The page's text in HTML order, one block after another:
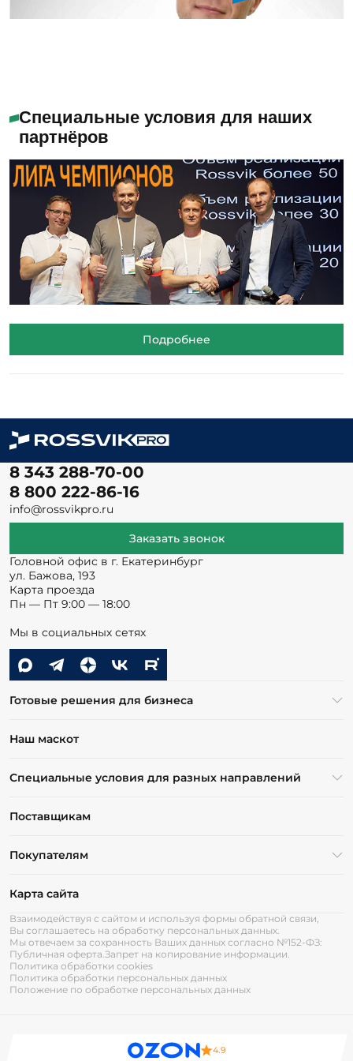
Специальные условия для наших
партнёров
Подробнее
8 343 288-70-00
8 800 222-86-16
info@rossvikpro.ru
Заказать звонок
Головной офис в г. Екатеринбург
ул. Бажова, 193
Карта проезда
Пн — Пт 9:00 — 18:00
Мы в социальных сетях
Готовые решения для бизнеса
Наш маскот
Специальные условия для разных направлений
Поставщикам
Покупателям
Карта сайта
Взаимодействуя с сайтом и используя формы обратной связи,
Вы соглашаетесь на обработку персональных данных.
Мы отвечаем за сохранность Ваших данных согласно №152-ФЗ:
Публичная оферта.Запрет на копирование информации.
Политика обработки cookies
Политика обработки персональных данных
Положение по обработке персональных данных
4.9